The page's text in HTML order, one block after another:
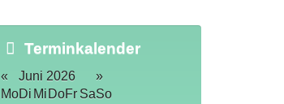
Terminkalender
« Juni 2026
»
MoDi Mi DoFr SaSo